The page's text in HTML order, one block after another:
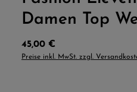
Damen Top
Regulärer Preis:
45,00 €
Preise inkl. MwSt. zzgl.